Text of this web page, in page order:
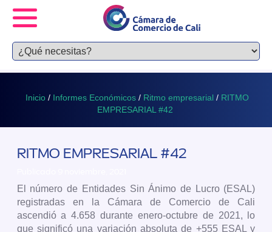
Inicio / Informes Económicos / Ritmo empresarial / RITMO
EMPRESARIAL #42
RITMO EMPRESARIAL #42
El número de Entidades Sin Ánimo de Lucro (ESAL)
registradas en la Cámara de Comercio de Cali
ascendió a 4.658 durante enero-octubre de 2021, lo
que significó una variación absoluta de +555 ESAL y